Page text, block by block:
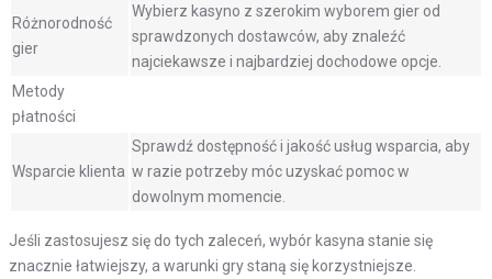
Różnorodność
gier
Wybierz kasyno z szerokim wyborem gier od
sprawdzonych dostawców, aby znaleźć
najciekawsze i najbardziej dochodowe opcje.
Metody
płatności
Wsparcie klienta
Sprawdź dostępność i jakość usług wsparcia, aby
w razie potrzeby móc uzyskać pomoc w
dowolnym momencie.
Jeśli zastosujesz się do tych zaleceń, wybór kasyna stanie się
znacznie łatwiejszy, a warunki gry staną się korzystniejsze.